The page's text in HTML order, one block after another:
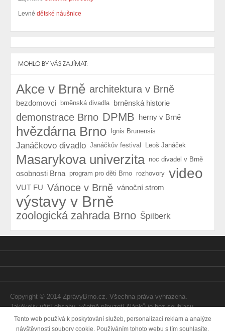
Levné dětské náušnice
MOHLO BY VÁS ZAJÍMAT:
Akce v Brně architektura v Brně
bezdomovci brněnská divadla brněnská historie
demonstrace Brno DPMB herny v Brně
hvězdárna Brno Ignis Brunensis
Janáčkovo divadlo Janáčkův festival Leoš Janáček
Masarykova univerzita noc divadel v Brně
osobnosti Brna program pro děti Brno rozhovory video
VUT FU Vánoce v Brně vánoční strom
výstavy v Brně
zoologická zahrada Brno Špilberk
Copyright © 2014 ZprávyBrno.cz. Všechna práva vyhrazena.
Jakékoliv užití obsahu, včetně převzetí článků je bez souhlasu
Webtom Enterprises s.r.o. zapovězeno.
Tento web používá k poskytování služeb, personalizaci reklam a analýze
návštěvnosti soubory cookie. Používáním tohoto webu s tím souhlasíte.